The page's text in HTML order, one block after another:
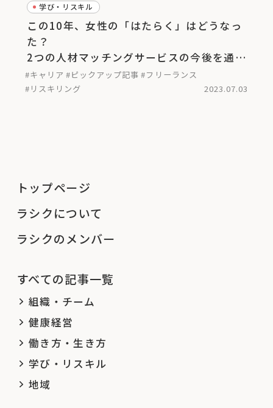
学び・リスキル
この10年、女性の「はたらく」はどうなっ
た？
2つの人材マッチングサービスの今後を通し
て考える＜後編＞
#キャリア #ピックアップ記事 #フリーランス
#リスキリング
2023.07.03
トップページ
ラシクについて
ラシクのメンバー
すべての記事一覧
組織・チーム
健康経営
働き方・生き方
学び・リスキル
地域